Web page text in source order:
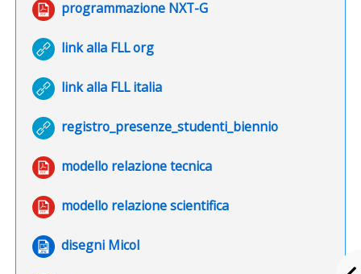
programmazione NXT-G
File
link alla FLL org
URL
link alla FLL italia
URL
registro_presenze_studenti_biennio
URL
modello relazione tecnica
File
modello relazione scientifica
File
disegni Micol
File